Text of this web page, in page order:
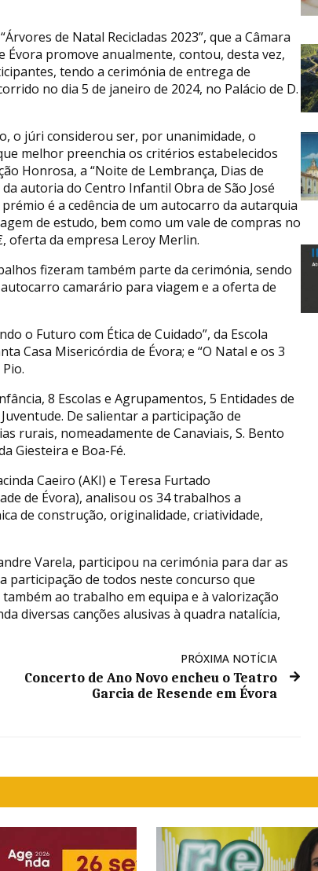
de Natal Recicladas 2023”, que a Câmara
Évora promove anualmente, contou, desta vez,
tendo a cerimónia de entrega de
no dia 5 de janeiro de 2024, no Palácio de D.
o júri considerou ser, por unanimidade, o
melhor preenchia os critérios estabelecidos
Honrosa, a “Noite de Lembrança, Dias de
da autoria do Centro Infantil Obra de São José
é a cedência de um autocarro da autarquia
de estudo, bem como um vale de compras no
oferta da empresa Leroy Merlin.
fizeram também parte da cerimónia, sendo
camarário para viagem e a oferta de
o Futuro com Ética de Cuidado”, da Escola
Casa Misericórdia de Évora; e “O Natal e os 3
8 Escolas e Agrupamentos, 5 Entidades de
De salientar a participação de
rurais, nomeadamente de Canaviais, S. Bento
Giesteira e Boa-Fé.
Caeiro (AKI) e Teresa Furtado
de Évora), analisou os 34 trabalhos a
de construção, originalidade, criatividade,
Varela, participou na cerimónia para dar as
participação de todos neste concurso que
ao trabalho em equipa e à valorização
diversas canções alusivas à quadra natalícia,
PRÓXIMA NOTÍCIA
Concerto de Ano Novo encheu o Teatro
Garcia de Resende em Évora